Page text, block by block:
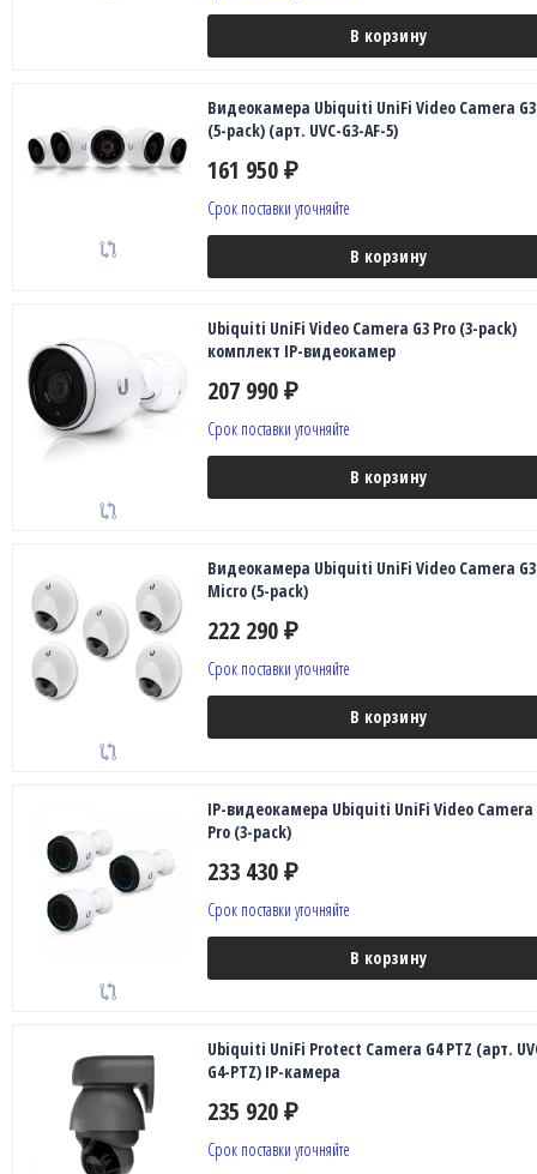
В корзину
Видеокамера Ubiquiti UniFi Video Camera G3
(5-pack) (арт. UVC-G3-AF-5)
161 950 ₽
Срок поставки уточняйте
В корзину
Ubiquiti UniFi Video Camera G3 Pro (3-pack)
комплект IP-видеокамер
207 990 ₽
Срок поставки уточняйте
В корзину
Видеокамера Ubiquiti UniFi Video Camera G3
Micro (5-pack)
222 290 ₽
Срок поставки уточняйте
В корзину
IP-видеокамера Ubiquiti UniFi Video Camera
Pro (3-pack)
233 430 ₽
Срок поставки уточняйте
В корзину
Ubiquiti UniFi Protect Camera G4 PTZ (арт.
G4-PTZ) IP-камера
235 920 ₽
Срок поставки уточняйте